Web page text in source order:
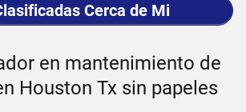
Cerca de Mi
en mantenimiento de
Houston Tx sin papeles